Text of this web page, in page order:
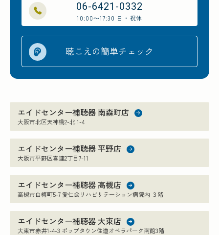
06-6421-0332
10:00～17:30 日・祝休
聴こえの簡単チェック
エイドセンター補聴器 南森町店
大阪市北区天神橋2-北 1-4
エイドセンター補聴器 平野店
大阪市平野区喜連2丁目7-11
エイドセンター補聴器 高槻店
高槻市白梅町5-7 愛仁会リハビリテーション病院内 ３階
エイドセンター補聴器 大東店
大東市赤井1-4-3 ポップタウン住道オペラパーク南館3階